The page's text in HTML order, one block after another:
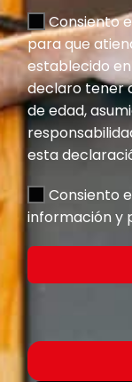
Consiento
para que
establecido
declaro tener
de edad,
esta
Consiento
información y